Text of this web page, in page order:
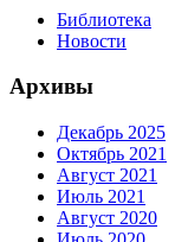
Библиотека
Новости
Архивы
Декабрь 2025
Октябрь 2021
Август 2021
Июль 2021
Август 2020